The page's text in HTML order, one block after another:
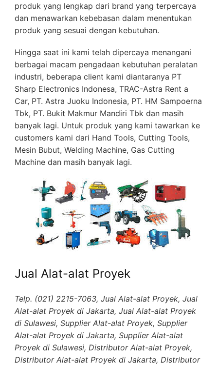
produk yang lengkap dari brand yang terpercaya
dan menawarkan kebebasan dalam menentukan
produk yang sesuai dengan kebutuhan.
Hingga saat ini kami telah dipercaya menangani
berbagai macam pengadaan kebutuhan peralatan
industri, beberapa client kami diantaranya PT
Sharp Electronics Indonesa, TRAC-Astra Rent a
Car, PT. Astra Juoku Indonesia, PT. HM Sampoerna
Tbk, PT. Bukit Makmur Mandiri Tbk dan masih
banyak lagi. Untuk produk yang kami tawarkan ke
customers kami dari Hand Tools, Cutting Tools,
Mesin Bubut, Welding Machine, Gas Cutting
Machine dan masih banyak lagi.
Jual Alat-alat Proyek
Telp. (021) 2215-7063, Jual Alat-alat Proyek, Jual
Alat-alat Proyek di Jakarta, Jual Alat-alat Proyek
di Sulawesi, Supplier Alat-alat Proyek, Supplier
Alat-alat Proyek di Jakarta, Supplier Alat-alat
Proyek di Sulawesi, Distributor Alat-alat Proyek,
Distributor Alat-alat Proyek di Jakarta, Distributor